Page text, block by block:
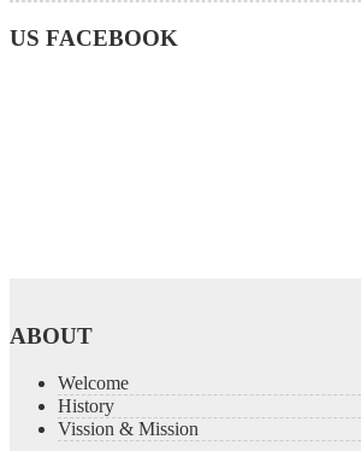
US FACEBOOK
ABOUT
Welcome
History
Vission & Mission